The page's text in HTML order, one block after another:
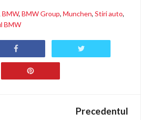
BMW, BMW Group, Munchen, Stiri auto,
BMW
Precedentul